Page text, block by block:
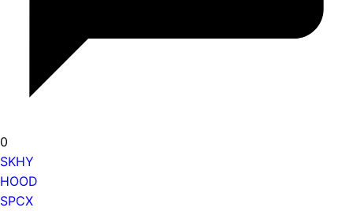
0
SKHY
HOOD
SPCX